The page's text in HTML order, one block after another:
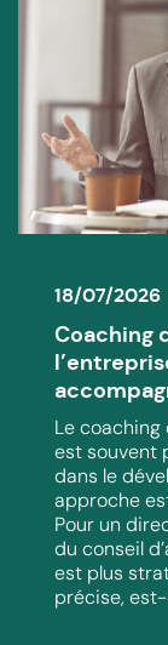
18/07/2026
Coaching
Le
est souvent
dans le
approche
Pour un
du conseil
est plus
précise,